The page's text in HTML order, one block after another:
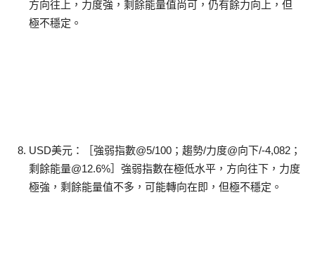
方向往上，力度強，剩餘能量值尚可，仍有餘力向上，但
極不穩定。
USD美元：［強弱指數@5/100；趨勢/力度@向下/-4,082；
剩餘能量@12.6%］強弱指數在極低水平，方向往下，力度
極強，剩餘能量值不多，可能轉向在即，但極不穩定。